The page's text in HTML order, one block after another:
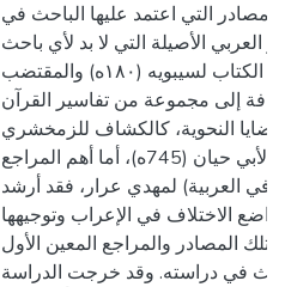
التي اعتمد عليها الباحث في
العربي الأصيلة التي لا بد لأي باحث
من الرجوع إليها وهي: الكتاب لسيبويه (۱۸۰ه) والمقتضب
(۱۲۸۰) ، إضافة إلى مجموعة من تفاسیر القرآن
النحوية، كالكشاف للزمخشري
(۵۳۸ھ) والبحر المحيط لأبي حيان (745ه)، أما أهم المراجع
العربية) لمهدي عرار، فقد أرشد
الاختلاف في الإعراب وتوجيهها
تلك المصادر والمراجع المعين الأول
في دراسته. وقد خرجت الدراسة